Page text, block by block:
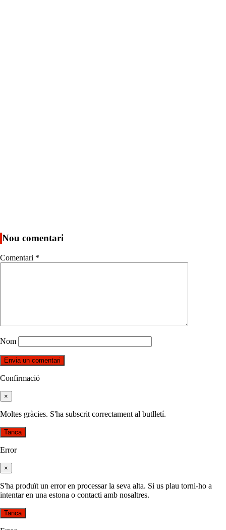
Nou comentari
Comentari *
Nom
Confirmació
×
Moltes gràcies. S'ha subscrit correctament al butlletí.
Tanca
Error
×
S'ha produït un error en processar la seva alta. Si us plau torni-ho a
intentar en una estona o contacti amb nosaltres.
Tanca